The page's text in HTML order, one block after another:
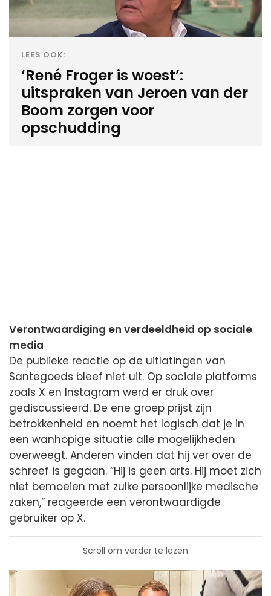
LEES OOK:
‘René Froger is woest’:
uitspraken van Jeroen van der
Boom zorgen voor
opschudding
Verontwaardiging en verdeeldheid op sociale
media
De publieke reactie op de uitlatingen van
Santegoeds bleef niet uit. Op sociale platforms
zoals X en Instagram werd er druk over
gediscussieerd. De ene groep prijst zijn
betrokkenheid en noemt het logisch dat je in
een wanhopige situatie alle mogelijkheden
overweegt. Anderen vinden dat hij ver over de
schreef is gegaan. “Hij is geen arts. Hij moet zich
niet bemoeien met zulke persoonlijke medische
zaken,” reageerde een verontwaardigde
gebruiker op X.
Scroll om verder te lezen